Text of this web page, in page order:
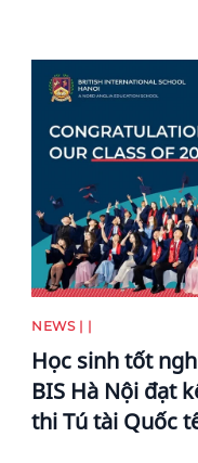
News image
NEWS | |
Học sinh tốt
BIS Hà Nội đạt
thi Tú tài Quốc